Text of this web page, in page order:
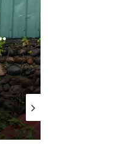
31st July 2026